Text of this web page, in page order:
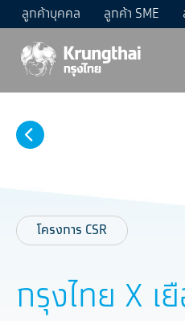
ลูกค้าบุคคล ลูกค้า SME
โครงการ CSR
กรุงไทย X เ